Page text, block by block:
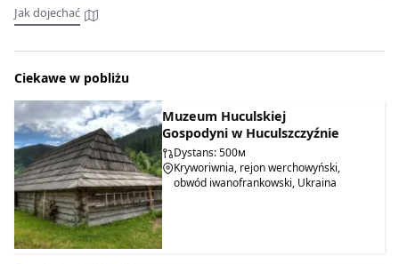
grupowe - 15 UAH od osoby, dla grup dziecięcych - 15 UAH od
Jak dojechać
Ciekawe w pobliżu
Muzeum Huculskiej
Gospodyni w Huculszczyźnie
Dystans: 500м
Kryworiwnia, rejon werchowyński,
obwód iwanofrankowski, Ukraina